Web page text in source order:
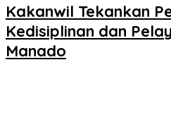
Kakanwil Tekankan
Kedisiplinan dan
Manado